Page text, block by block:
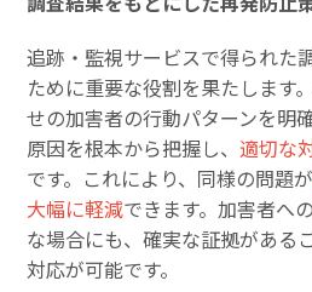
追跡・監視サービスで得られた
ために重要な役割を果たします
せの加害者の行動パターンを明
原因を根本から把握し、適切な
です。これにより、同様の問題
大幅に軽減できます。加害者へ
な場合にも、確実な証拠がある
対応が可能です。